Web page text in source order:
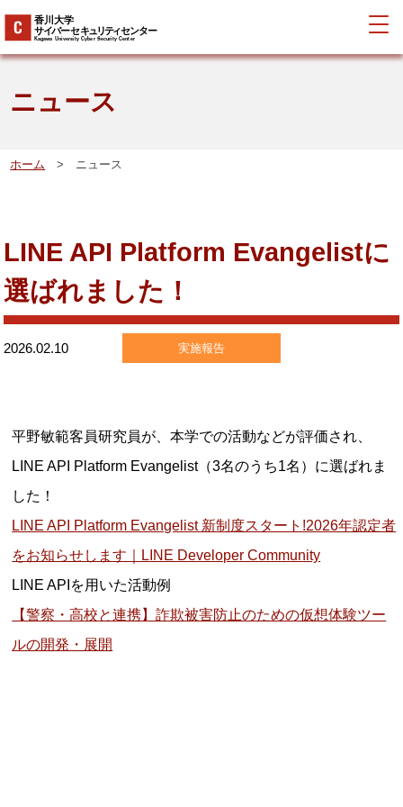
ニュース
ホーム > ニュース
LINE API Platform Evangelistに
選ばれました！
2026.02.10 実施報告
平野敏範客員研究員が、本学での活動などが評価され、
LINE API Platform Evangelist（3名のうち1名）に選ばれま
した！
LINE API Platform Evangelist 新制度スタート!2026年認定者
をお知らせします｜LINE Developer Community
LINE APIを用いた活動例
【警察・高校と連携】詐欺被害防止のための仮想体験ツー
ルの開発・展開